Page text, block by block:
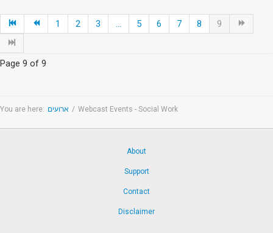
1 2 3 5 6 7 8 9
Page 9 of 9
You are here: ארועים / Webcast Events - Social Work
About
Support
Contact
Disclaimer